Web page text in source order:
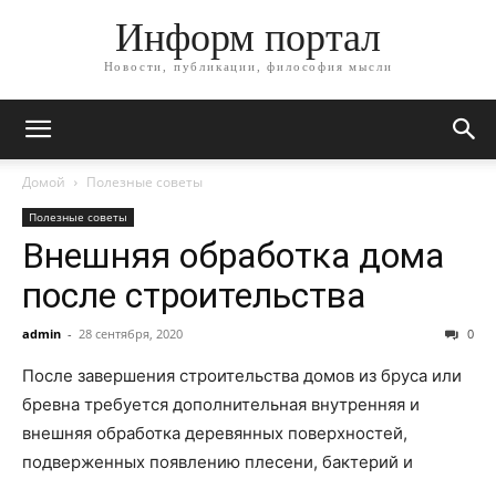
Информ портал
Новости, публикации, философия мысли
Домой Полезные советы
Полезные советы
Внешняя обработка дома
после строительства
admin - 28 сентября, 2020 0
После завершения строительства домов из бруса или
бревна требуется дополнительная внутренняя и
внешняя обработка деревянных поверхностей,
подверженных появлению плесени, бактерий и